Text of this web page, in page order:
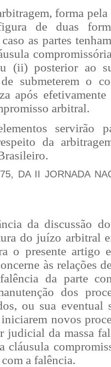
forma
de duas
as partes
(ii) posterior ao
submeterem o
após
arbitral.
servirão
da
DA II JORNADA
da discussão
do juízo arbitral
o presente artigo
às relações
da parte
dos
ou sua eventual
novos
judicial da massa
cláusula
a falência.